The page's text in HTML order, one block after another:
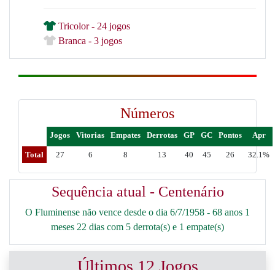
Tricolor - 24 jogos
Branca - 3 jogos
Números
Jogos Vitorias Empates Derrotas GP GC Pontos Apr
Total 27 6 8 13 40 45 26 32.1%
Sequência atual - Centenário
O Fluminense não vence desde o dia 6/7/1958 - 68 anos 1
meses 22 dias com 5 derrota(s) e 1 empate(s)
Últimos 12 Jogos